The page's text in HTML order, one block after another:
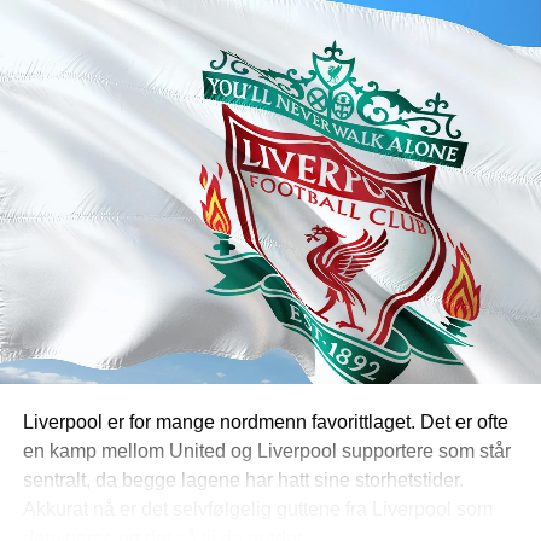
tilsynelatende lignende produkter, men forskjellene
mellom dem kan være betydelige. Hvis du går i dybden,
vil du se at ting som utbetalingshastighet, bonusvilkår og
marginer svinger enormt. En god bettingportal som
https://www.oddsnet.com/saumfarer markedet og gjør all
relevant informasjon lettere tilgjengelig. For deg som
spiller er fordelen åpenbar. Du slipper å besøke og
registrere deg hos hver enkelt bookmaker for å selv
sjekke tingenes tilstand.
Få forklaring på kompliserte
begreper
Bettingverdenen er full av vanskelige uttrykk. Har man
ikke erfaring og peiling, kan man fort bli svimmel av å lese
ord som oddsformat, cash out, expected value, asiatisk
Liverpool er for mange nordmenn favorittlaget. Det er ofte
en kamp mellom United og Liverpool supportere som står
sentralt, da begge lagene har hatt sine storhetstider.